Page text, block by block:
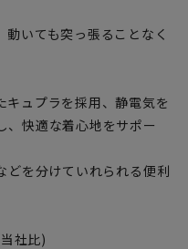
いても突っ張ることなく
キュプラを採用、静電気を
、快適な着心地をサポー
を分けていれられる便利
社比)